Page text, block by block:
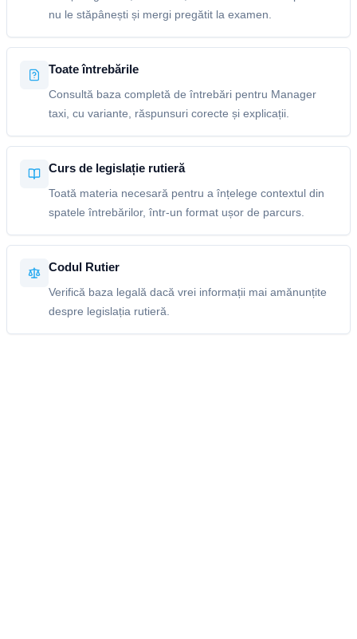
nu le stăpânești și mergi pregătit la examen.
Toate întrebările
Consultă baza completă de întrebări pentru Manager
taxi, cu variante, răspunsuri corecte și explicații.
Curs de legislație rutieră
Toată materia necesară pentru a înțelege contextul din
spatele întrebărilor, într-un format ușor de parcurs.
Codul Rutier
Verifică baza legală dacă vrei informații mai amănunțite
despre legislația rutieră.